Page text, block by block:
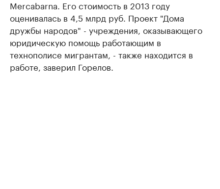
Mercabarna. Его стоимость в 2013 году
оценивалась в 4,5 млрд руб. Проект "Дома
дружбы народов" - учреждения, оказывающего
юридическую помощь работающим в
технополисе мигрантам, - также находится в
работе, заверил Горелов.